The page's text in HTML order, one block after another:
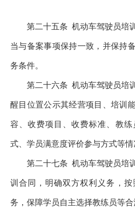
第二十五条 机动车驾驶员培
当与备案事项保持一致，并保持
务条件。
第二十六条 机动车驾驶员培
醒目位置公示其经营项目、培训
容、收费项目、收费标准、教
式、学员满意度评价参与方式等情
第二十七条 机动车驾驶员培
训合同，明确双方权利义务，
务，保障学员自主选择教练员等合